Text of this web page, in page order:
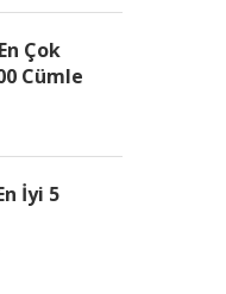
Çok
Cümle
İyi 5